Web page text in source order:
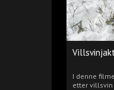
I denne
etter villsvin